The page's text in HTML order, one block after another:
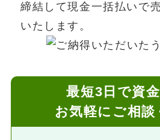
締結して現金一括払いで
いたします。
最短3日で資金
お気軽にご相談